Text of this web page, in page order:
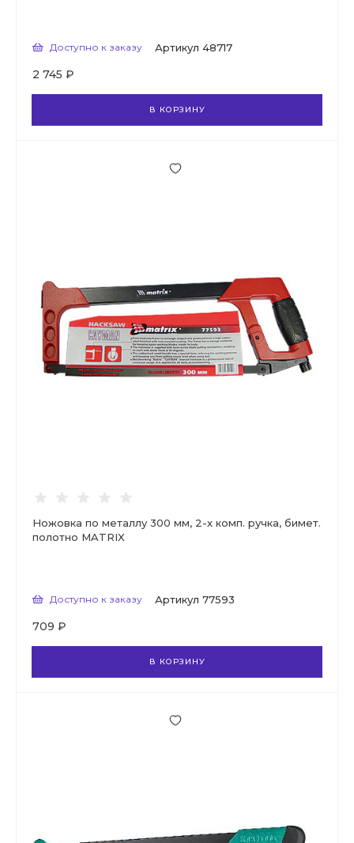
Доступно к заказу Артикул 48717
2 745 ₽
В КОРЗИНУ
Ножовка по металлу 300 мм, 2-х комп. ручка, бимет.
полотно MATRIX
Доступно к заказу Артикул 77593
709 ₽
В КОРЗИНУ